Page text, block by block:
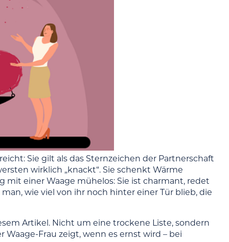
Sie gilt als das Sternzeichen der Partnerschaft
wirklich „knackt“. Sie schenkt Wärme
einer Waage mühelos: Sie ist charmant, redet
wie viel von ihr noch hinter einer Tür blieb, die
Artikel. Nicht um eine trockene Liste, sondern
Frau zeigt, wenn es ernst wird – bei